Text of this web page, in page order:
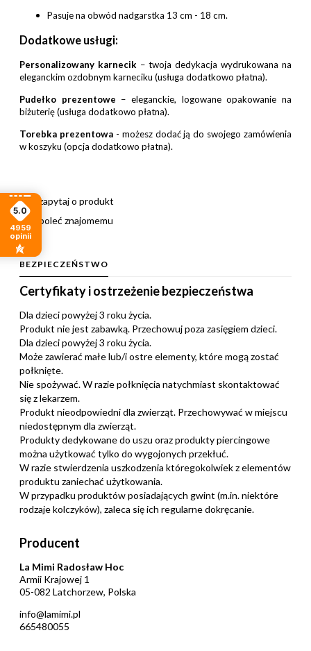
Pasuje na obwód nadgarstka 13 cm - 18 cm.
Dodatkowe usługi:
Personalizowany karnecik – twoja dedykacja wydrukowana na
eleganckim ozdobnym karneciku (usługa dodatkowo płatna).
Pudełko prezentowe – eleganckie, logowane opakowanie na
biżuterię (usługa dodatkowo płatna).
Torebka prezentowa- możesz dodać ją do swojego zamówienia
w koszyku (opcja dodatkowo płatna).
zapytaj o produkt
poleć znajomemu
BEZPIECZEŃSTWO
Certyfikaty i ostrzeżenie bezpieczeństwa
Dla dzieci powyżej 3 roku życia.
Produkt nie jest zabawką. Przechowuj poza zasięgiem dzieci.
Dla dzieci powyżej 3 roku życia.
Może zawierać małe lub/i ostre elementy, które mogą zostać
połknięte.
Nie spożywać. W razie połknięcia natychmiast skontaktować
się z lekarzem.
Produkt nieodpowiedni dla zwierząt. Przechowywać w miejscu
niedostępnym dla zwierząt.
Produkty dedykowane do uszu oraz produkty piercingowe
można użytkować tylko do wygojonych przekłuć.
W razie stwierdzenia uszkodzenia któregokolwiek z elementów
produktu zaniechać użytkowania.
W przypadku produktów posiadających gwint (m.in. niektóre
rodzaje kolczyków), zaleca się ich regularne dokręcanie.
Producent
La Mimi Radosław Hoc
Armii Krajowej 1
05-082 Latchorzew, Polska
info@lamimi.pl
665480055
5.0
4959
opinii